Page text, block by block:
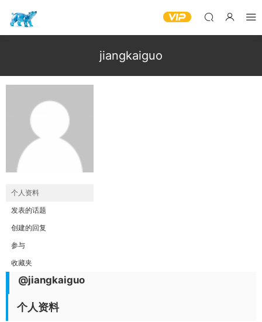
jiangkaiguo
个人资料
发表的话题
创建的回复
参与
收藏夹
@jiangkaiguo
个人资料